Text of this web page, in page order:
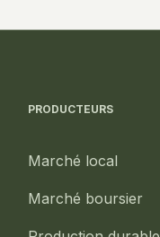
PRODUCTEURS
Marché local
Marché boursier